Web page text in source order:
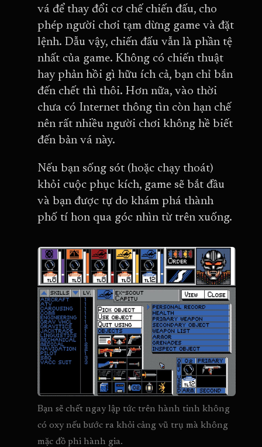
vá để thay đổi cơ chế chiến đấu, cho
phép người chơi tạm dừng game và đặt
lệnh. Dẫu vậy, chiến đấu vẫn là phần tệ
nhất của game. Không có chiến thuật
hay phản hồi gì hữu ích cả, bạn chỉ bắn
đến chết thì thôi. Hơn nữa, vào thời
chưa có Internet thông tìn còn hạn chế
nên rất nhiều người chơi không hề biết
đến bản vá này.
Nếu bạn sống sót (hoặc chạy thoát)
khỏi cuộc phục kích, game sẽ bắt đầu
và bạn được tự do khám phá thành
phố tí hon qua góc nhìn từ trên xuống.
Bạn sẽ chết ngay lập tức trên hành tinh không
có oxy nếu bước ra khỏi cảng vũ trụ mà không
mặc đồ phi hành gia.